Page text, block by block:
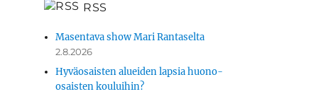
RSS
Masentava show Mari Rantaselta
2.8.2026
Hyväosaisten alueiden lapsia huono-
osaisten kouluihin?